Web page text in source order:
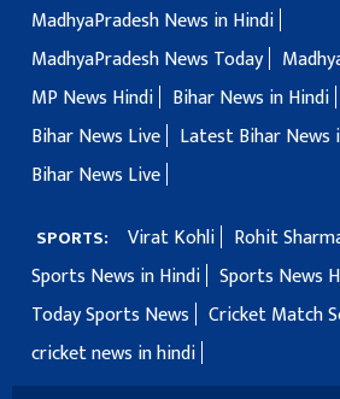
MadhyaPradesh News in Hindi
MadhyaPradesh News Today
MP News Hindi
Bihar News in Hindi
Bihar News Live
Latest Bihar News
Bihar News Live
SPORTS: Virat Kohli
Rohit
Sports News in Hindi Sports News
Today Sports News
Cricket Match
cricket news in hindi